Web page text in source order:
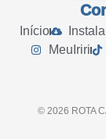
Início
MeuIriri
© 2026 ROTA